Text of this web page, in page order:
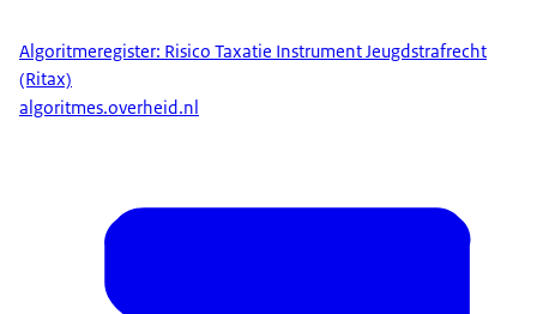
Algoritmeregister: Risico Taxatie Instrument Jeugdstrafrecht
(Ritax)
algoritmes.overheid.nl